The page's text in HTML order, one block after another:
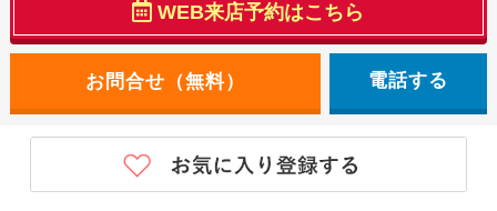
WEB来店予約はこちら
電話する